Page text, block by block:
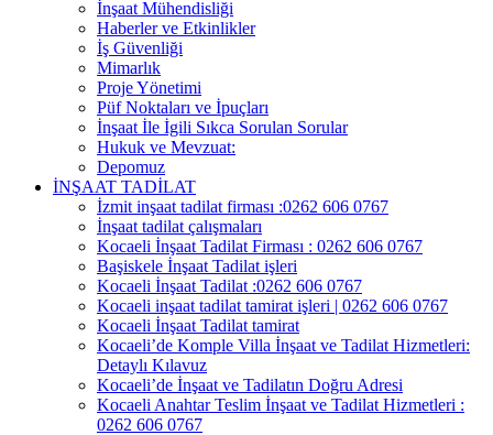
İnşaat Mühendisliği
Haberler ve Etkinlikler
İş Güvenliği
Mimarlık
Proje Yönetimi
Püf Noktaları ve İpuçları
İnşaat İle İgili Sıkca Sorulan Sorular
Hukuk ve Mevzuat:
Depomuz
İNŞAAT TADİLAT
İzmit inşaat tadilat firması :0262 606 0767
İnşaat tadilat çalışmaları
Kocaeli İnşaat Tadilat Firması : 0262 606 0767
Başiskele İnşaat Tadilat işleri
Kocaeli İnşaat Tadilat :0262 606 0767
Kocaeli inşaat tadilat tamirat işleri | 0262 606 0767
Kocaeli İnşaat Tadilat tamirat
Kocaeli’de Komple Villa İnşaat ve Tadilat Hizmetleri:
Detaylı Kılavuz
Kocaeli’de İnşaat ve Tadilatın Doğru Adresi
Kocaeli Anahtar Teslim İnşaat ve Tadilat Hizmetleri :
0262 606 0767